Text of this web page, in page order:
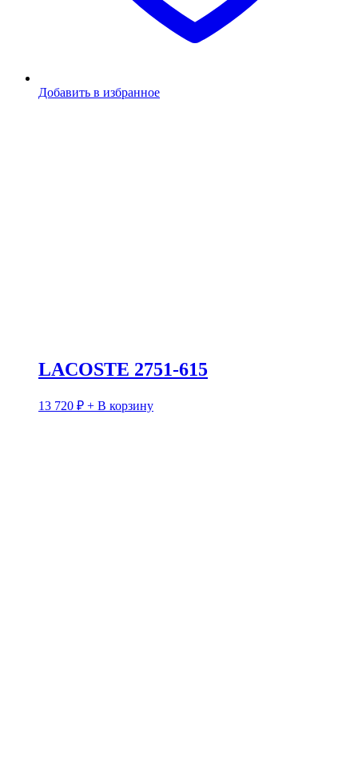
Добавить в избранное
LACOSTE 2751-615
13 720 ₽ + В корзину